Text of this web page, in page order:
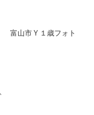
富山市 Y １歳フォト